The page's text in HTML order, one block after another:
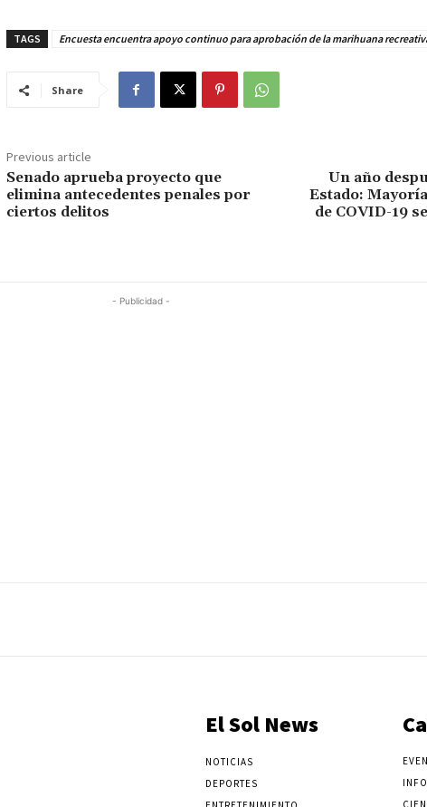
TAGS Encuesta encuentra apoyo continuo para aprobación de la marihuana
Share
Previous article
Senado aprueba proyecto que
elimina antecedentes penales por
ciertos delitos
Un año
Estado:
de COVID-19
- Publicidad -
El Sol News
NOTICIAS
DEPORTES